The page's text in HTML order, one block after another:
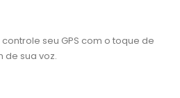
seu GPS com o toque de
de sua voz.